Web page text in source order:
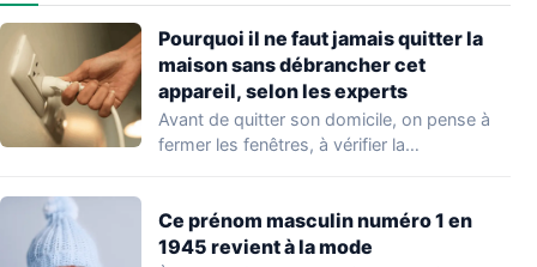
Pourquoi il ne faut jamais quitter la
maison sans débrancher cet
appareil, selon les experts
Avant de quitter son domicile, on pense à
fermer les fenêtres, à vérifier la…
Ce prénom masculin numéro 1 en
1945 revient à la mode